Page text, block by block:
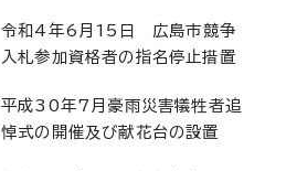
令和4年6月15日 広島市競争
入札参加資格者の指名停止措置
平成30年7月豪雨災害犠牲者追
悼式の開催及び献花台の設置